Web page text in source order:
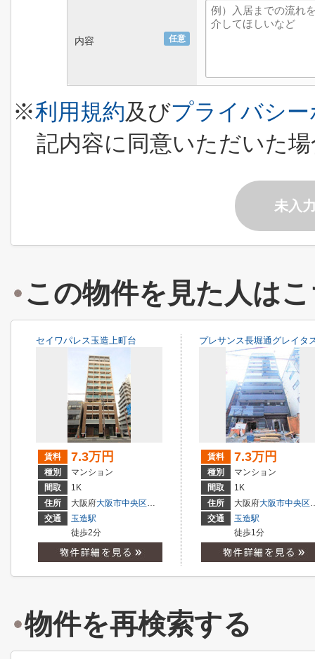
内容 任意
※利用規約及びプライバシ
記内容に同意いただいた
未入
この物件を見た人は
セイワパレス玉造上町台
賃料 7.3万円
種別
マンション
間取
1K
住所
大阪府大阪市中央区玉造
２丁目
交通
玉造駅
徒歩2分
プレサンス長堀通グレイタ
賃料 7.3万円
種別
マンション
間取
1K
住所
大阪府大阪市中央区
交通
玉造駅
徒歩1分
物件を再検索する